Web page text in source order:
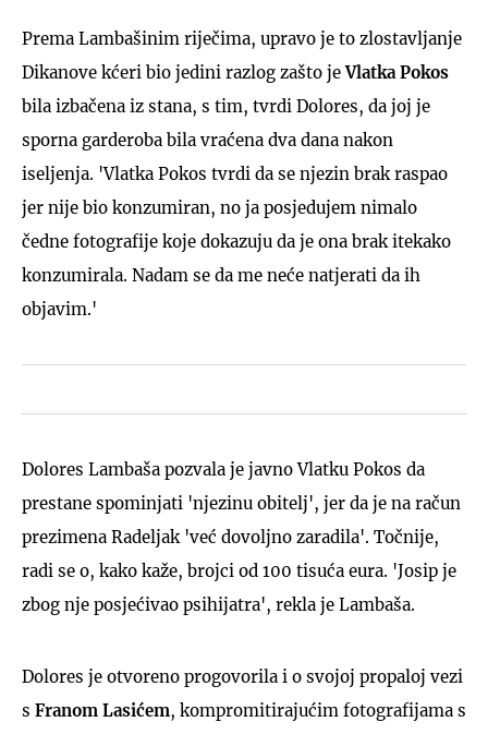
Prema Lambašinim riječima, upravo je to zlostavljanje
Dikanove kćeri bio jedini razlog zašto jeVlatka Pokos
bila izbačena iz stana, s tim, tvrdi Dolores, da joj je
sporna garderoba bila vraćena dva dana nakon
iseljenja. 'Vlatka Pokos tvrdi da se njezin brak raspao
jer nije bio konzumiran, no ja posjedujem nimalo
čedne fotografije koje dokazuju da je ona brak itekako
konzumirala. Nadam se da me neće natjerati da ih
objavim.'
Dolores Lambaša pozvala je javno Vlatku Pokos da
prestane spominjati 'njezinu obitelj', jer da je na račun
prezimena Radeljak 'već dovoljno zaradila'. Točnije,
radi se o, kako kaže, brojci od 100 tisuća eura. 'Josip je
zbog nje posjećivao psihijatra', rekla je Lambaša.
Dolores je otvoreno progovorila i o svojoj propaloj vezi
s Franom Lasićem, kompromitirajućim fotografijama s